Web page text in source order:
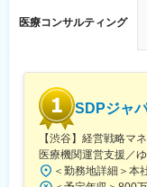
誇っており、長
にあたっていた
ができ、メーカ
プデートできる
■働き方：
◎完全在宅勤務の
なくてもご就業
医療コンサルティング
SDPジャ
【渋谷】経営戦略マ
医療機関運営支援／